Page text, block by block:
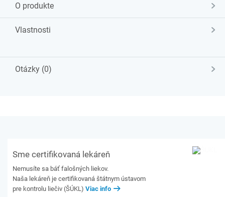
O produkte
Vlastnosti
Otázky (0)
Sme certifikovaná lekáreň
Nemusíte sa báť falošných liekov.
Naša lekáreň je certifikovaná štátnym ústavom
pre kontrolu liečiv (ŠÚKL) Viac info